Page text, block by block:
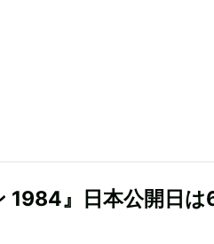
1984』日本公開日は